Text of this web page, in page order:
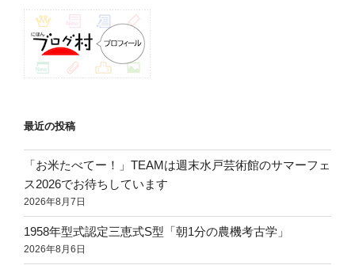
え
る
（ヤ
ン
ト
ク
タ
ー
の
歴
史）”
ビ
ゲ
ー
シ
ン
ジ
最近の投稿
「お米たべてー！」TEAMは週末水戸芸術館のサマーフェ
ス2026でお待ちしています
2026年8月7日
1958年型式認定三恵式S型「朝1分の農機考古学」
2026年8月6日